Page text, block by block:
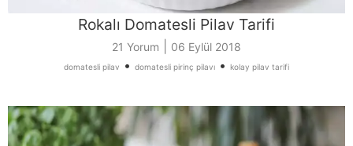
Rokalı Domatesli Pilav Tarifi
21 Yorum 06 Eylül 2018
domatesli pilav • domatesli pirinç pilavı • kolay pilav tarifi